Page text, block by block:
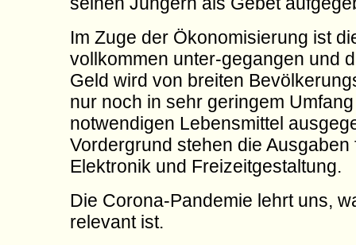
Im Zuge der Ökonomisierung ist
vollkommen unter-gegangen und
Geld wird von breiten
nur noch in sehr geringem
notwendigen Lebensmittel
Vordergrund stehen die Ausgaben
Elektronik und Freizeitgestaltung.
Die Corona-Pandemie lehrt uns,
relevant ist.